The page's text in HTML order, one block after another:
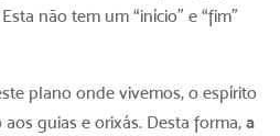
não tem um “início” e “fim”
plano onde vivemos, o espírito
guias e orixás. Desta forma, a